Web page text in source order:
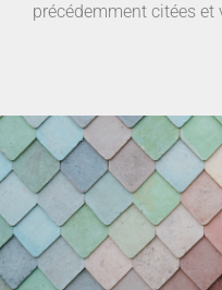
précédemment citées et